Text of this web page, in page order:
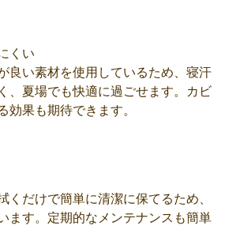
くい
良い素材を使用しているため、寝汗
、夏場でも快適に過ごせます。カビ
効果も期待できます。
くだけで簡単に清潔に保てるため、
ます。定期的なメンテナンスも簡単